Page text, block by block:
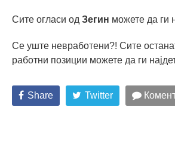
Сите огласи од Зегин можете да ги
Се уште невработени?! Сите
работни позиции можете да ги
Share Twitter